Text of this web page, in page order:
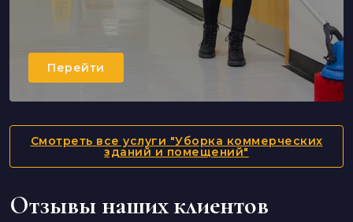
Перейти
Смотреть все услуги "Уборка коммерческих
зданий и помещений"
Отзывы наших клиентов